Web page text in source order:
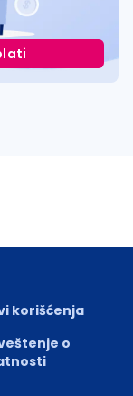
korišćenja
o